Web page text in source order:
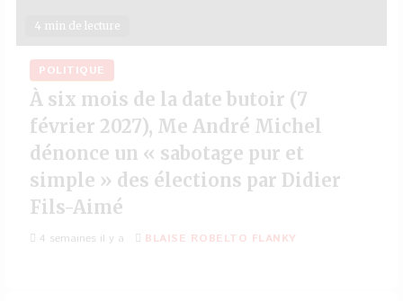
4 min de lecture
POLITIQUE
À six mois de la date butoir (7
février 2027), Me André Michel
dénonce un « sabotage pur et
simple » des élections par Didier
Fils-Aimé
4 semaines il y a BLAISE ROBELTO FLANKY